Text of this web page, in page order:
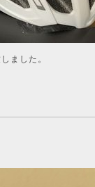
ました。